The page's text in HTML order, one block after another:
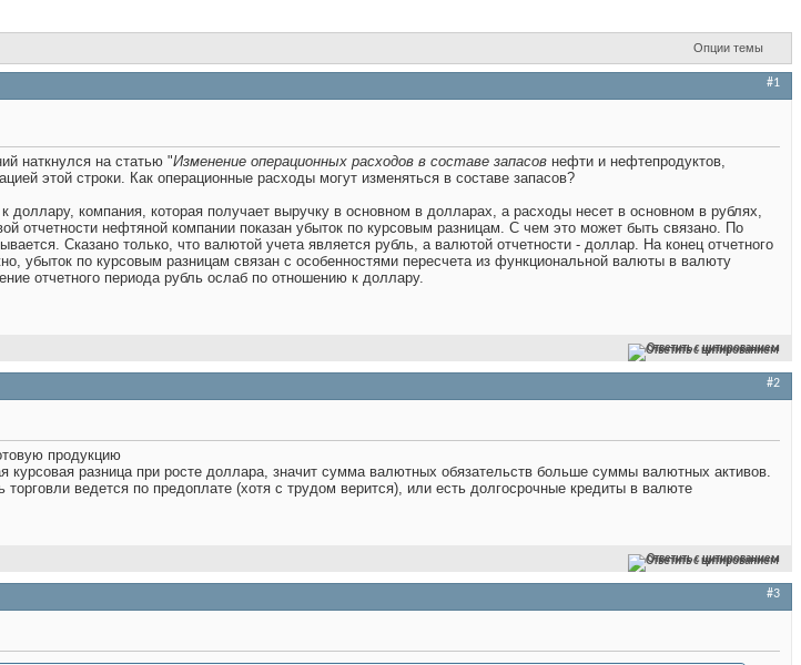
Опции темы
#1
наткнулся на статью "Изменение операционных расходов в составе запасов нефти и нефтепродуктов,
этой строки. Как операционные расходы могут изменяться в составе запасов?
компания, которая получает выручку в основном в долларах, а расходы несет в основном в рублях,
отчетности нефтяной компании показан убыток по курсовым разницам. С чем это может быть связано. По
Сказано только, что валютой учета является рубль, а валютой отчетности - доллар. На конец отчетного
убыток по курсовым разницам связан с особенностями пересчета из функциональной валюты в валюту
отчетного периода рубль ослаб по отношению к доллару.
Ответить с цитированием
#2
продукцию
курсовая разница при росте доллара, значит сумма валютных обязательств больше суммы валютных активов.
ведется по предоплате (хотя с трудом верится), или есть долгосрочные кредиты в валюте
Ответить с цитированием
#3